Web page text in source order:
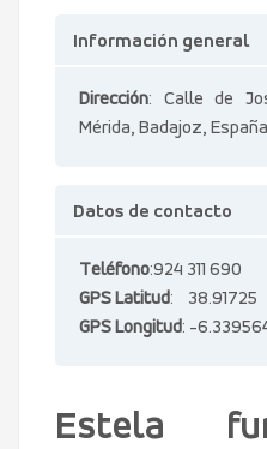
Información general
Dirección: Calle de
Mérida, Badajoz, España
Datos de contacto
Teléfono:924 311 690
GPS Latitud: 38.91725
GPS Longitud: -
Estela